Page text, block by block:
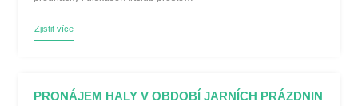
Zjistit více
PRONÁJEM HALY V OBDOBÍ JARNÍCH PRÁZDNIN